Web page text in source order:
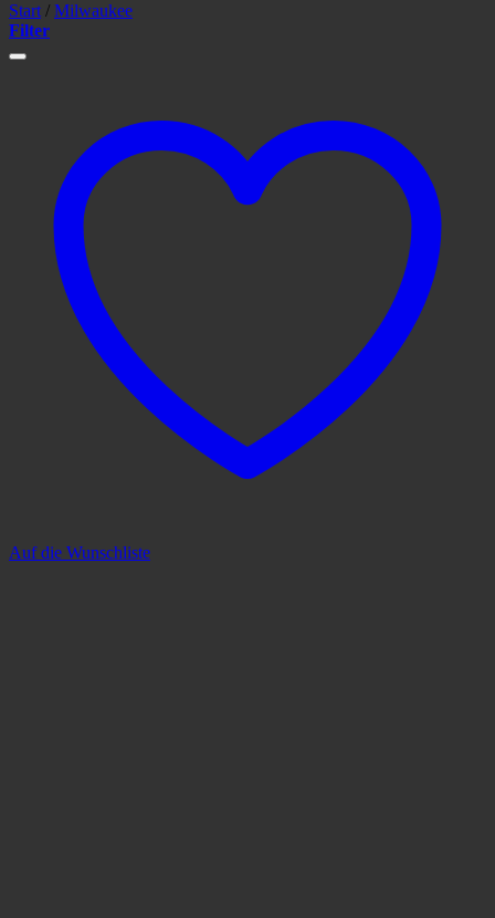
Start / Milwaukee
Filter
Auf die Wunschliste